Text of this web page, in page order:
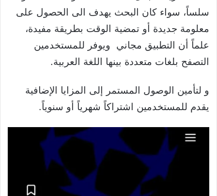
سلساً، سواء كان البحث يهدف الى الحصول على
معلومة جديدة أو تمضية الوقت بطريقة مفيدة،
علماً أن التطبيق مجاني ويوفر للمستخدمين
التصفح بلغات متعددة بينها اللغة العربية.
و لتأمين الوصول المستمر إلى المزايا الإضافية
يقدم للمستخدمين اشتراكاً شهرياً أو سنوياً.